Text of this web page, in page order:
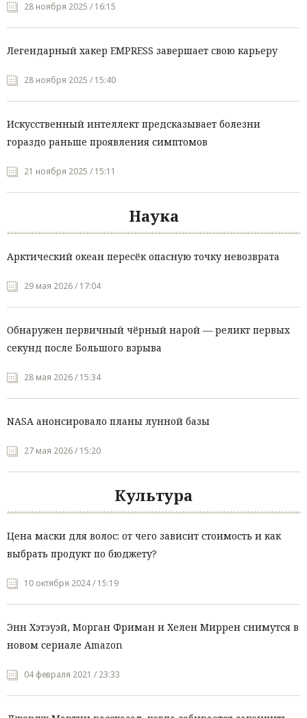
28 ноября 2025 / 16:15
Легендарный хакер EMPRESS завершает свою карьеру
28 ноября 2025 / 15:40
Искусственный интеллект предсказывает болезни
гораздо раньше проявления симптомов
21 ноября 2025 / 15:11
Наука
Арктический океан пересёк опасную точку невозврата
29 мая 2026 / 17:04
Обнаружен первичный чёрный нарой — реликт первых
секунд после Большого взрыва
28 мая 2026 / 15:34
NASA анонсировало планы лунной базы
27 мая 2026 / 15:20
Культура
Цена маски для волос: от чего зависит стоимость и как
выбрать продукт по бюджету?
10 октября 2024 / 15:19
Энн Хэтэуэй, Морган Фриман и Хелен Миррен снимутся в
новом сериале Amazon
04 февраля 2021 / 23:33